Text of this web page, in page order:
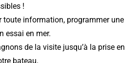
!
toute information, programmer une
essai en mer.
de la visite jusqu’à la prise en
bateau.